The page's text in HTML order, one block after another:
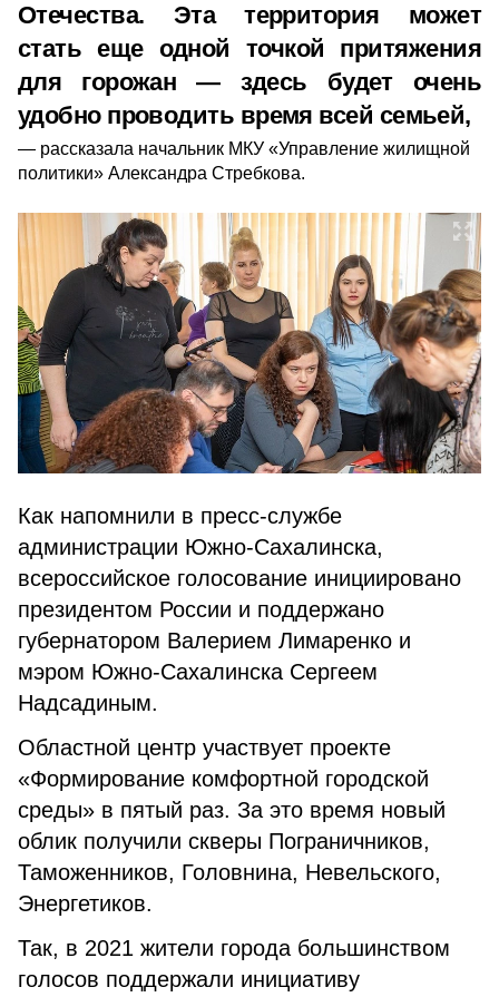
Отечества. Эта территория может
стать еще одной точкой притяжения
для горожан — здесь будет очень
удобно проводить время всей семьей,
рассказала начальник МКУ «Управление жилищной
политики» Александра Стребкова.
Как напомнили в пресс-службе
администрации Южно-Сахалинска,
всероссийское голосование инициировано
президентом России и поддержано
губернатором Валерием Лимаренко и
мэром Южно-Сахалинска Сергеем
Надсадиным.
Областной центр участвует проекте
«Формирование комфортной городской
среды» в пятый раз. За это время новый
облик получили скверы Пограничников,
Таможенников, Головнина, Невельского,
Энергетиков.
Так, в 2021 жители города большинством
голосов поддержали инициативу